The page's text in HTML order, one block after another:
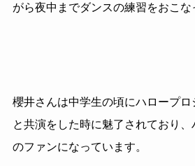
がら夜中までダンスの練習をおこな
櫻井さんは中学生の頃にハロープ
と共演をした時に魅了されており、
のファンになっています。